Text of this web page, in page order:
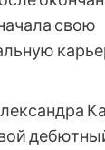
свою